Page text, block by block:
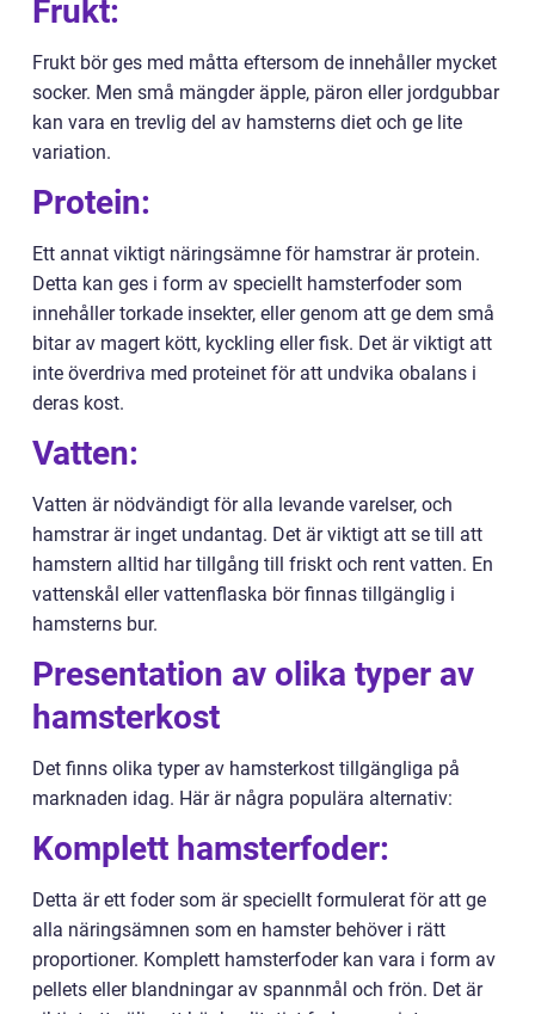
Frukt:
Frukt bör ges med måtta eftersom de innehåller mycket
socker. Men små mängder äpple, päron eller jordgubbar
kan vara en trevlig del av hamsterns diet och ge lite
variation.
Protein:
Ett annat viktigt näringsämne för hamstrar är protein.
Detta kan ges i form av speciellt hamsterfoder som
innehåller torkade insekter, eller genom att ge dem små
bitar av magert kött, kyckling eller fisk. Det är viktigt att
inte överdriva med proteinet för att undvika obalans i
deras kost.
Vatten:
Vatten är nödvändigt för alla levande varelser, och
hamstrar är inget undantag. Det är viktigt att se till att
hamstern alltid har tillgång till friskt och rent vatten. En
vattenskål eller vattenflaska bör finnas tillgänglig i
hamsterns bur.
Presentation av olika typer av
hamsterkost
Det finns olika typer av hamsterkost tillgängliga på
marknaden idag. Här är några populära alternativ:
Komplett hamsterfoder:
Detta är ett foder som är speciellt formulerat för att ge
alla näringsämnen som en hamster behöver i rätt
proportioner. Komplett hamsterfoder kan vara i form av
pellets eller blandningar av spannmål och frön. Det är